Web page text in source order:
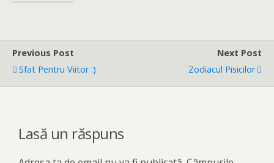
Previous Post
Sfat Pentru Viitor :)
Next Post
Zodiacul Pisicilor
Lasă un răspuns